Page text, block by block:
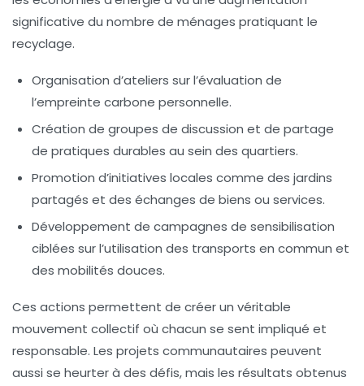
significative du nombre de ménages pratiquant le
recyclage.
Organisation d’ateliers sur l’évaluation de
l’empreinte carbone personnelle.
Création de groupes de discussion et de partage
de pratiques durables au sein des quartiers.
Promotion d’initiatives locales comme des jardins
partagés et des échanges de biens ou services.
Développement de campagnes de sensibilisation
ciblées sur l’utilisation des transports en commun et
des mobilités douces.
Ces actions permettent de créer un véritable
mouvement collectif où chacun se sent impliqué et
responsable. Les projets communautaires peuvent
aussi se heurter à des défis, mais les résultats obtenus